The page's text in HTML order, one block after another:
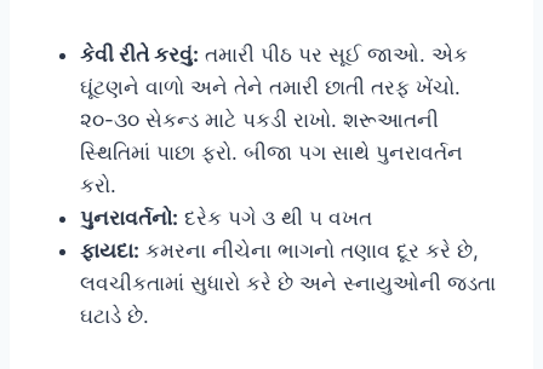
કેવી રીતે કરવું: તમારી પીઠ પર સૂઈ જાઓ. એક
ઘૂંટણને વાળો અને તેને તમારી છાતી તરફ ખેંચો.
૨૦-૩૦ સેકન્ડ માટે પકડી રાખો. શરૂઆતની
સ્થિતિમાં પાછા ફરો. બીજા પગ સાથે પુનરાવર્તન
કરો.
પુનરાવર્તનો: દરેક પગે ૩ થી ૫ વખત
ફાયદા: કમરના નીચેના ભાગનો તણાવ દૂર કરે છે,
લવચીકતામાં સુધારો કરે છે અને સ્નાયુઓની જડતા
ઘટાડે છે.